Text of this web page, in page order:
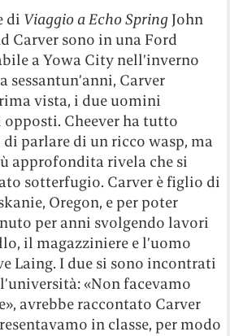
di Viaggio a Echo Spring John
Carver sono in una Ford
a Yowa City nell’inverno
sessantun’anni, Carver
vista, i due uomini
Cheever ha tutto
di parlare di un ricco wasp, ma
approfondita rivela che si
sotterfugio. Carver è figlio di
Oregon, e per poter
per anni svolgendo lavori
il magazziniere e l’uomo
Laing. I due si sono incontrati
«Non facevamo
avrebbe raccontato Carver
in classe, per modo